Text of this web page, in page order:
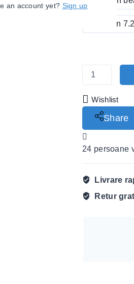
Vacation
Wishlist
Share
24 persoane
Livrare
Retur
an account yet? Sign up